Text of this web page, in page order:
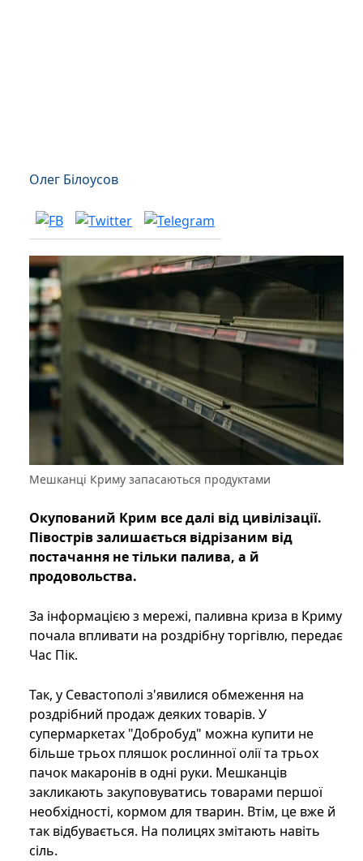
Олег Білоусов
Мешканці Криму запасаються продуктами
Окупований Крим все далі від цивілізації.
Півострів залишається відрізаним від
постачання не тільки палива, а й
продовольства.
За інформацією з мережі, паливна криза в Криму
почала впливати на роздрібну торгівлю, передає
Час Пік.
Так, у Севастополі з'явилися обмеження на
роздрібний продаж деяких товарів. У
супермаркетах "Добробуд" можна купити не
більше трьох пляшок рослинної олії та трьох
пачок макаронів в одні руки. Мешканців
закликають закуповуватись товарами першої
необхідності, кормом для тварин. Втім, це вже й
так відбувається. На полицях змітають навіть
сіль.